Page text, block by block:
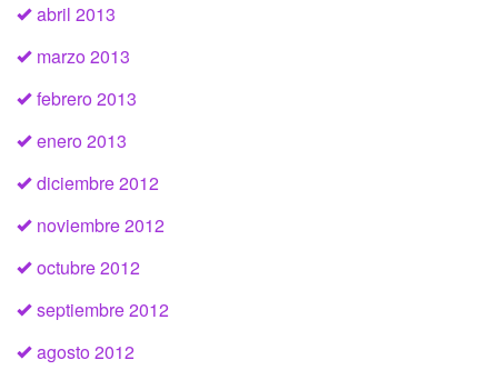
abril 2013
marzo 2013
febrero 2013
enero 2013
diciembre 2012
noviembre 2012
octubre 2012
septiembre 2012
agosto 2012